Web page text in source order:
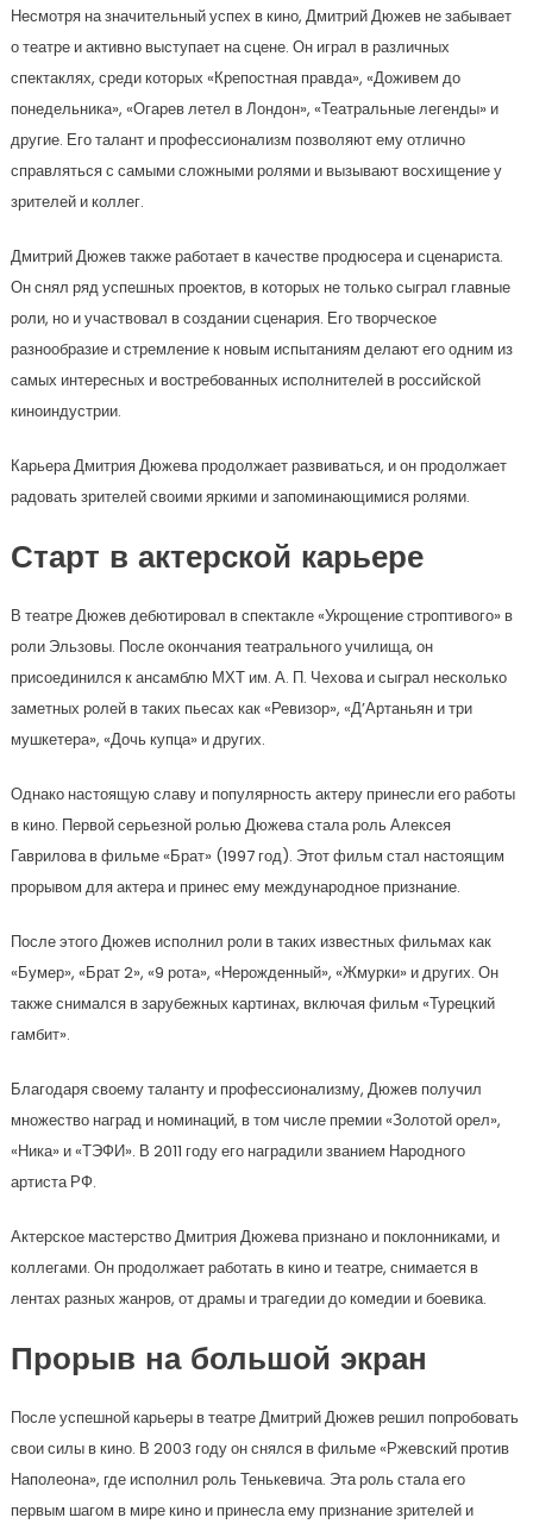
Несмотря на значительный успех в кино, Дмитрий Дюжев не забывает
о театре и активно выступает на сцене. Он играл в различных
спектаклях, среди которых «Крепостная правда», «Доживем до
понедельника», «Огарев летел в Лондон», «Театральные легенды» и
другие. Его талант и профессионализм позволяют ему отлично
справляться с самыми сложными ролями и вызывают восхищение у
зрителей и коллег.
Дмитрий Дюжев также работает в качестве продюсера и сценариста.
Он снял ряд успешных проектов, в которых не только сыграл главные
роли, но и участвовал в создании сценария. Его творческое
разнообразие и стремление к новым испытаниям делают его одним из
самых интересных и востребованных исполнителей в российской
киноиндустрии.
Карьера Дмитрия Дюжева продолжает развиваться, и он продолжает
радовать зрителей своими яркими и запоминающимися ролями.
Старт в актерской карьере
В театре Дюжев дебютировал в спектакле «Укрощение строптивого» в
роли Эльзовы. После окончания театрального училища, он
присоединился к ансамблю МХТ им. А. П. Чехова и сыграл несколько
заметных ролей в таких пьесах как «Ревизор», «Д’Артаньян и три
мушкетера», «Дочь купца» и других.
Однако настоящую славу и популярность актеру принесли его работы
в кино. Первой серьезной ролью Дюжева стала роль Алексея
Гаврилова в фильме «Брат» (1997 год). Этот фильм стал настоящим
прорывом для актера и принес ему международное признание.
После этого Дюжев исполнил роли в таких известных фильмах как
«Бумер», «Брат 2», «9 рота», «Нерожденный», «Жмурки» и других. Он
также снимался в зарубежных картинах, включая фильм «Турецкий
гамбит».
Благодаря своему таланту и профессионализму, Дюжев получил
множество наград и номинаций, в том числе премии «Золотой орел»,
«Ника» и «ТЭФИ». В 2011 году его наградили званием Народного
артиста РФ.
Актерское мастерство Дмитрия Дюжева признано и поклонниками, и
коллегами. Он продолжает работать в кино и театре, снимается в
лентах разных жанров, от драмы и трагедии до комедии и боевика.
Прорыв на большой экран
После успешной карьеры в театре Дмитрий Дюжев решил попробовать
свои силы в кино. В 2003 году он снялся в фильме «Ржевский против
Наполеона», где исполнил роль Тенькевича. Эта роль стала его
первым шагом в мире кино и принесла ему признание зрителей и